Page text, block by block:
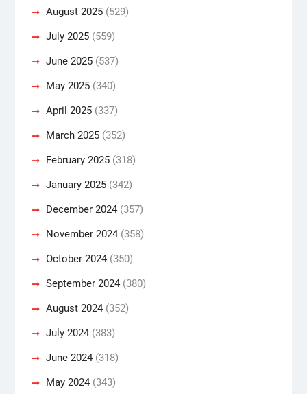
August 2025(529)
July 2025(559)
June 2025(537)
May 2025(340)
April 2025(337)
March 2025(352)
February 2025(318)
January 2025(342)
December 2024(357)
November 2024(358)
October 2024(350)
September 2024(380)
August 2024(352)
July 2024(383)
June 2024(318)
May 2024(343)